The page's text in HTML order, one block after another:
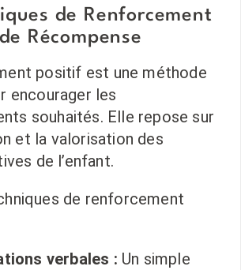
de Renforcement
Récompense
positif est une méthode
encourager les
souhaités. Elle repose sur
et la valorisation des
de l’enfant.
de renforcement
verbales : Un simple